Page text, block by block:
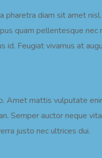
pharetra diam sit amet
quam pellentesque nec
id. Feugiat vivamus at
Amet mattis vulputate
Semper auctor neque
justo nec ultrices dui.